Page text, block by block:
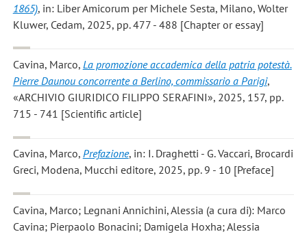
1865), in: Liber Amicorum per Michele Sesta, Milano, Wolter
Kluwer, Cedam, 2025, pp. 477 - 488 [Chapter or essay]
Cavina, Marco, La promozione accademica della patria potestà.
Pierre Daunou concorrente a Berlino, commissario a Parigi,
«ARCHIVIO GIURIDICO FILIPPO SERAFINI», 2025, 157, pp.
715 - 741 [Scientific article]
Cavina, Marco, Prefazione, in: I. Draghetti - G. Vaccari, Brocardi
Greci, Modena, Mucchi editore, 2025, pp. 9 - 10 [Preface]
Cavina, Marco; Legnani Annichini, Alessia (a cura di): Marco
Cavina; Pierpaolo Bonacini; Damigela Hoxha; Alessia